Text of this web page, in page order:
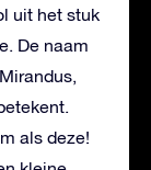
uit het stuk
De naam
als deze!